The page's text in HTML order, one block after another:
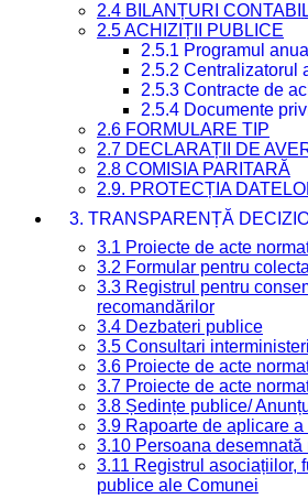
2.4 BILANȚURI
2.5 ACHIZIȚII PUBLICE
2.5.1 Programul
2.5.2 Centralizatorul
2.5.3 Contracte de
2.5.4 Documente
2.6 FORMULARE TIP
2.7 DECLARAȚII DE
2.8 COMISIA PARITARĂ
2.9. PROTECȚIA
3. TRANSPARENȚĂ
3.1 Proiecte de acte
3.2 Formular pentru
3.3 Registrul pentru
recomandărilor
3.4 Dezbateri publice
3.5 Consultari
3.6 Proiecte de acte
3.7 Proiecte de acte
3.8 Ședințe publice/
3.9 Rapoarte de aplicare
3.10 Persoana
3.11 Registrul asociațiilor,
publice ale Comunei